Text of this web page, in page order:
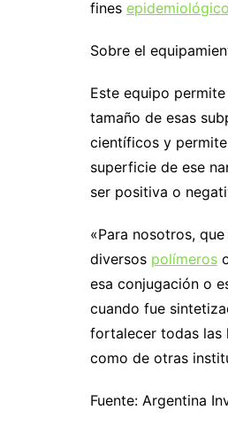
fines
Sobre el
Este equipo
tamaño de esas
científicos y
superficie de ese
ser positiva o
«Para nosotros,
diversos polímeros
esa conjugación o
cuando fue
fortalecer todas las
como de otras
Fuente: Argentina